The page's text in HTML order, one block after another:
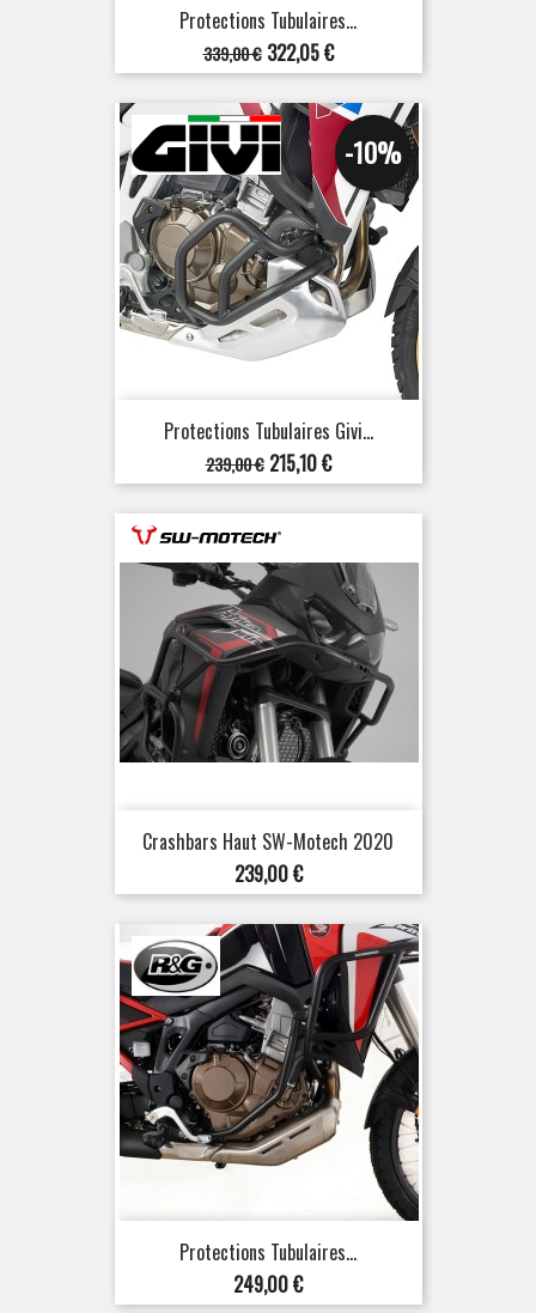
Protections Tubulaires...
Prix
de
339,00 € Prix
322,05 €
Protections Tubulaires Givi...
Prix
de
base
239,00 €
-10%
Prix
215,10 €
Crashbars Haut SW-Motech 2020
Prix
239,00 €
Protections Tubulaires...
Prix
249,00 €